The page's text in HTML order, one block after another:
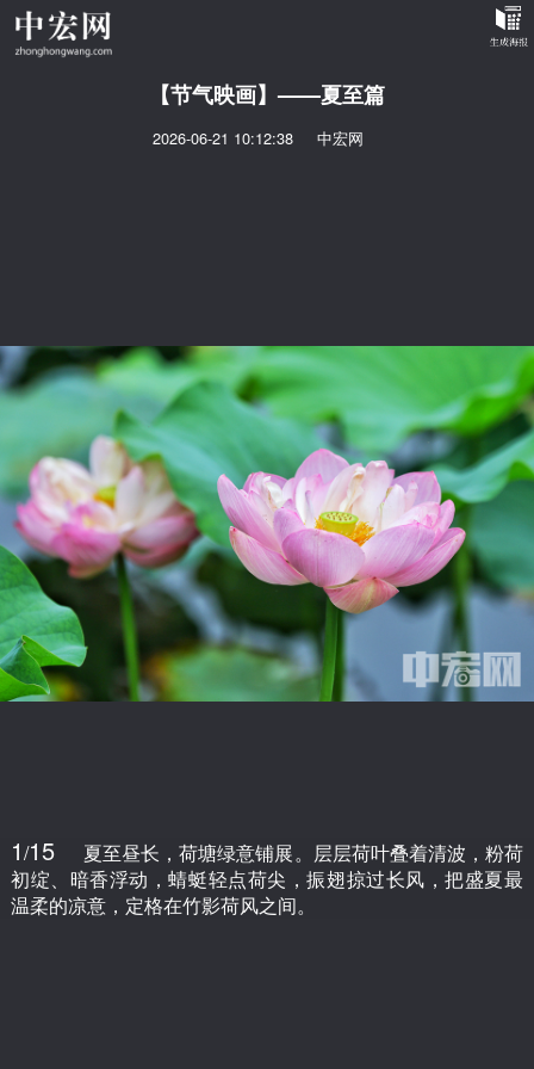
【节气映画】——夏至篇
2026-06-21 10:12:38 中宏网
1/15
夏至昼长，荷塘绿意铺展。层层荷叶叠着清波，粉荷
初绽、暗香浮动，蜻蜓轻点荷尖，振翅掠过长风，把盛夏最
温柔的凉意，定格在竹影荷风之间。